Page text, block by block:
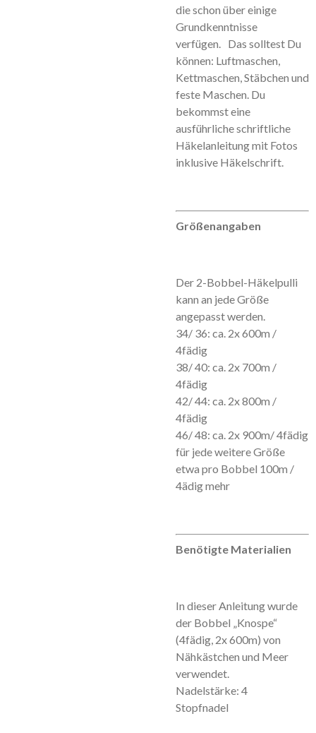
die schon über einige
Grundkenntnisse
verfügen. Das solltest Du
können: Luftmaschen,
Kettmaschen, Stäbchen und
feste Maschen. Du
bekommst eine
ausführliche schriftliche
Häkelanleitung mit Fotos
inklusive Häkelschrift.
Größenangaben
Der 2-Bobbel-Häkelpulli
kann an jede Größe
angepasst werden.
34/ 36: ca. 2x 600m /
4fädig
38/ 40: ca. 2x 700m /
4fädig
42/ 44: ca. 2x 800m /
4fädig
46/ 48: ca. 2x 900m/ 4fädig
für jede weitere Größe
etwa pro Bobbel 100m /
4ädig mehr
Benötigte Materialien
In dieser Anleitung wurde
der Bobbel „Knospe“
(4fädig, 2x 600m) von
Nähkästchen und Meer
verwendet.
Nadelstärke: 4
Stopfnadel